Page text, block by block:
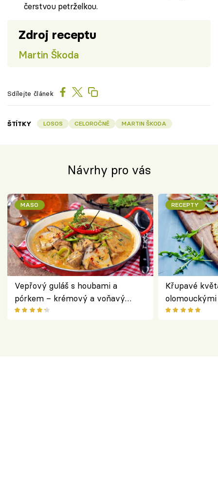
čerstvou petrželkou.
Zdroj receptu
Martin Škoda
Sdílejte článek
ŠTÍTKY LOSOS CELOROČNĚ MARTIN ŠKODA
Návrhy pro vás
MASO
Vepřový guláš s houbami a
pórkem – krémový a voňavý
pokrm z jednoho hrnce
RECEPTY
Křupavé
bezlepkový